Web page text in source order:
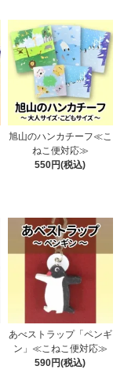
旭山のハンカチーフ≪こ
ねこ便対応≫
550円(税込)
あべストラップ「ペンギ
ン」≪こねこ便対応≫
590円(税込)